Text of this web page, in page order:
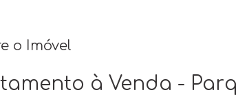
o Imóvel
à Venda -